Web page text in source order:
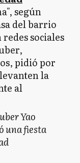
según
del barrio
sociales
pidió por
la
al
Yao
una fiesta